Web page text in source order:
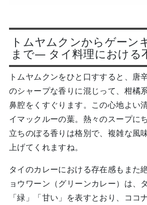
トムヤムクンからゲーン
まで— タイ料理における
トムヤムクンをひと口すすると、唐
のシャープな香りに混じって、柑橘
鼻腔をくすぐります。この心地よい
イマックルーの葉。熱々のスープに
立ちのぼる香りは格別で、複雑な風
上げてくれますね。
タイのカレーにおける存在感もまた
ョウワーン（グリーンカレー）は、
「緑」「甘い」を表すとおり、ココ